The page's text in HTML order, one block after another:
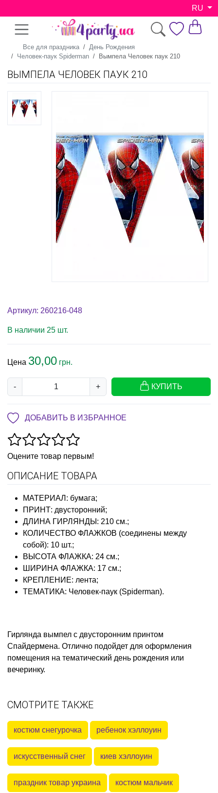
RU
Все для праздника
День Рождения
Человек-паук Spiderman
Вымпела Человек паук 210
ВЫМПЕЛА ЧЕЛОВЕК ПАУК 210
Артикул: 260216-048
В наличии 25 шт.
Цена 30,00 грн.
- + КУПИТЬ
ДОБАВИТЬ В ИЗБРАННОЕ
Оцените товар первым!
ОПИСАНИЕ ТОВАРА
МАТЕРИАЛ : бумага;
ПРИНТ: двусторонний;
ДЛИНА ГИРЛЯНДЫ : 210 см.;
КОЛИЧЕСТВО ФЛАЖКОВ (соединены между
собой): 10 шт.;
ВЫСОТА ФЛАЖКА: 24 см.;
ШИРИНА ФЛАЖКА: 17 см.;
КРЕПЛЕНИЕ: лента;
ТЕМАТИКА: Человек-паук (Spiderman).
Гирлянда вымпел с двусторонним принтом
Спайдермена. Отлично подойдет для оформления
помещения на тематический день рождения или
вечеринку.
СМОТРИТЕ ТАКЖЕ
костюм снегурочка ребенок хэллоуин
искусственный снег киев хэллоуин
праздник товар украина костюм мальчик